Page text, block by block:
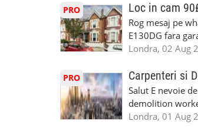
interioare •
(reprezintă un
performanță •
posibilități reale
oră pauză de
PRO Loc in cam
Rog mesaj pe
E130DG fara
fiecare pat
saptaminal fara
de 1/sapt) -tel-
Londra, 02 Aug
PRO Carpenteri si
Salut E nevoie
demolition
Londra, 01 Aug